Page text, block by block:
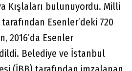
Kışlaları bulunuyordu. Milli
Esenler’deki 720
2016’da Esenler
Belediye ve İstanbul